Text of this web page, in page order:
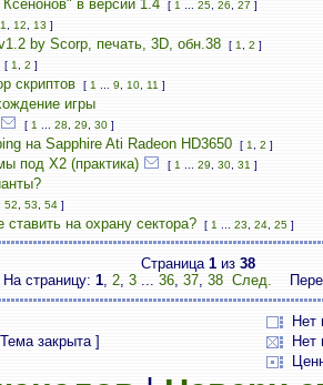
в версии 1.4 [ 1 25 26 27 ]
12 13 ]
by Scorp, печать, 3D, обн.38 [ 1 2 ]
[ 1 2 ]
скриптов [ 1 9 10 11 ]
игры
[ 1 28 29 30 ]
на Sapphire Ati Radeon HD3650 [ 1 2 ]
под X2 (практика) [ 1 29 30 31 ]
52 53 54 ]
на охрану сектора? [ 1 23 24 25 ]
Страница 1из 38
На страницу: 1, 2, 3 ... 36, 37, 38 След.
Нет
закрыта ]
Нет